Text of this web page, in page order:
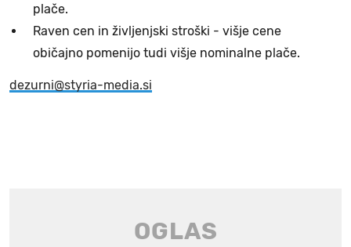
plače.
Raven cen in življenjski stroški - višje cene
običajno pomenijo tudi višje nominalne plače.
dezurni@styria-media.si